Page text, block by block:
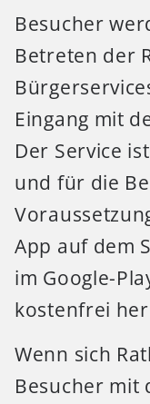
Besucher
Betreten der
Eingang mit
Der Service
und für die
App auf dem
im Google-
kostenfrei
Wenn sich
Besucher mit